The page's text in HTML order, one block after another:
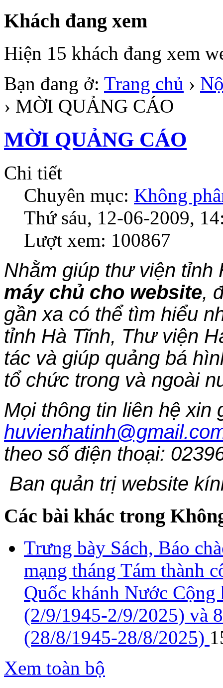
Khách đang xem
Hiện 15 khách đang xem
Bạn đang ở: Trang chủ ›
› MỜI QUẢNG CÁO
MỜI QUẢNG CÁO
Chi tiết
Chuyên mục: Không
Thứ sáu, 12-06-2009,
Lượt xem: 100867
Nhằm giúp thư viện tỉnh
máy chủ cho website,
gần xa có thể tìm hiểu
tỉnh Hà Tĩnh, Thư viện
tác và giúp quảng bá
tổ chức trong và ngoài
Mọi thông tin liên hệ xin
theo số điện thoại:
Ban quản trị website
Các bài khác trong
Trưng bày Sách, Báo
mạng tháng Tám thành
Quốc khánh Nước
(2/9/1945-2/9/2025) và
(28/8/1945-28/8/2025)
Xem toàn bộ